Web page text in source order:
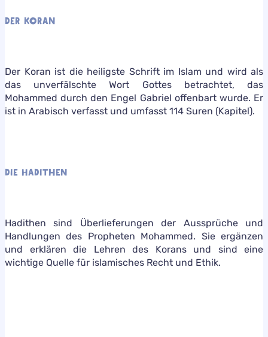
DER KORAN
Der Koran ist die heiligste Schrift im Islam und wird als
das unverfälschte Wort Gottes betrachtet, das
Mohammed durch den Engel Gabriel offenbart wurde. Er
ist in Arabisch verfasst und umfasst 114 Suren (Kapitel).
DIE HADITHEN
Hadithen sind Überlieferungen der Aussprüche und
Handlungen des Propheten Mohammed. Sie ergänzen
und erklären die Lehren des Korans und sind eine
wichtige Quelle für islamisches Recht und Ethik.